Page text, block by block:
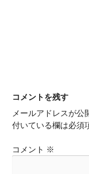
コメントを残す
メールアドレスが公
付いている欄は必須
コメント ※